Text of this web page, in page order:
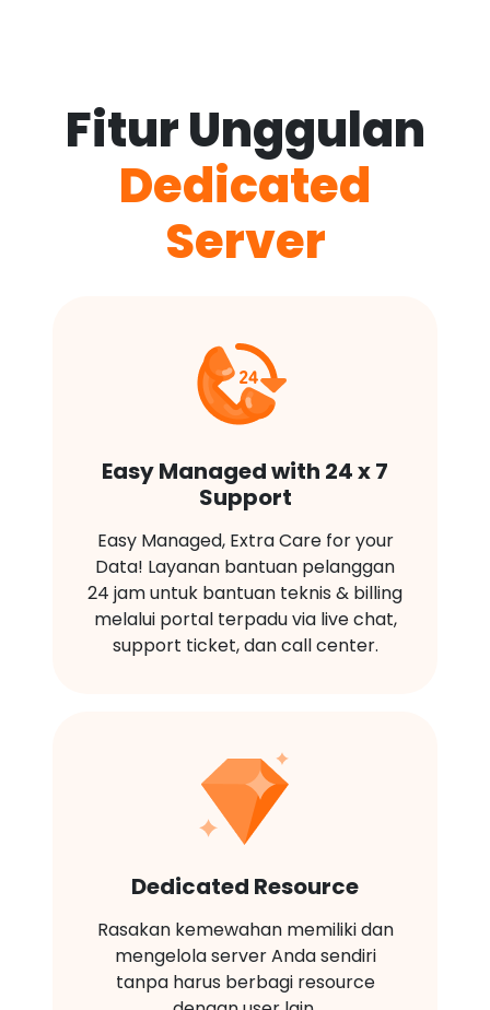
Fitur Unggulan
Dedicated
Server
Easy Managed with 24 x 7
Support
Easy Managed, Extra Care for your
Data! Layanan bantuan pelanggan
24 jam untuk bantuan teknis & billing
melalui portal terpadu via live chat,
support ticket, dan call center.
Dedicated Resource
Rasakan kemewahan memiliki dan
mengelola server Anda sendiri
tanpa harus berbagi resource